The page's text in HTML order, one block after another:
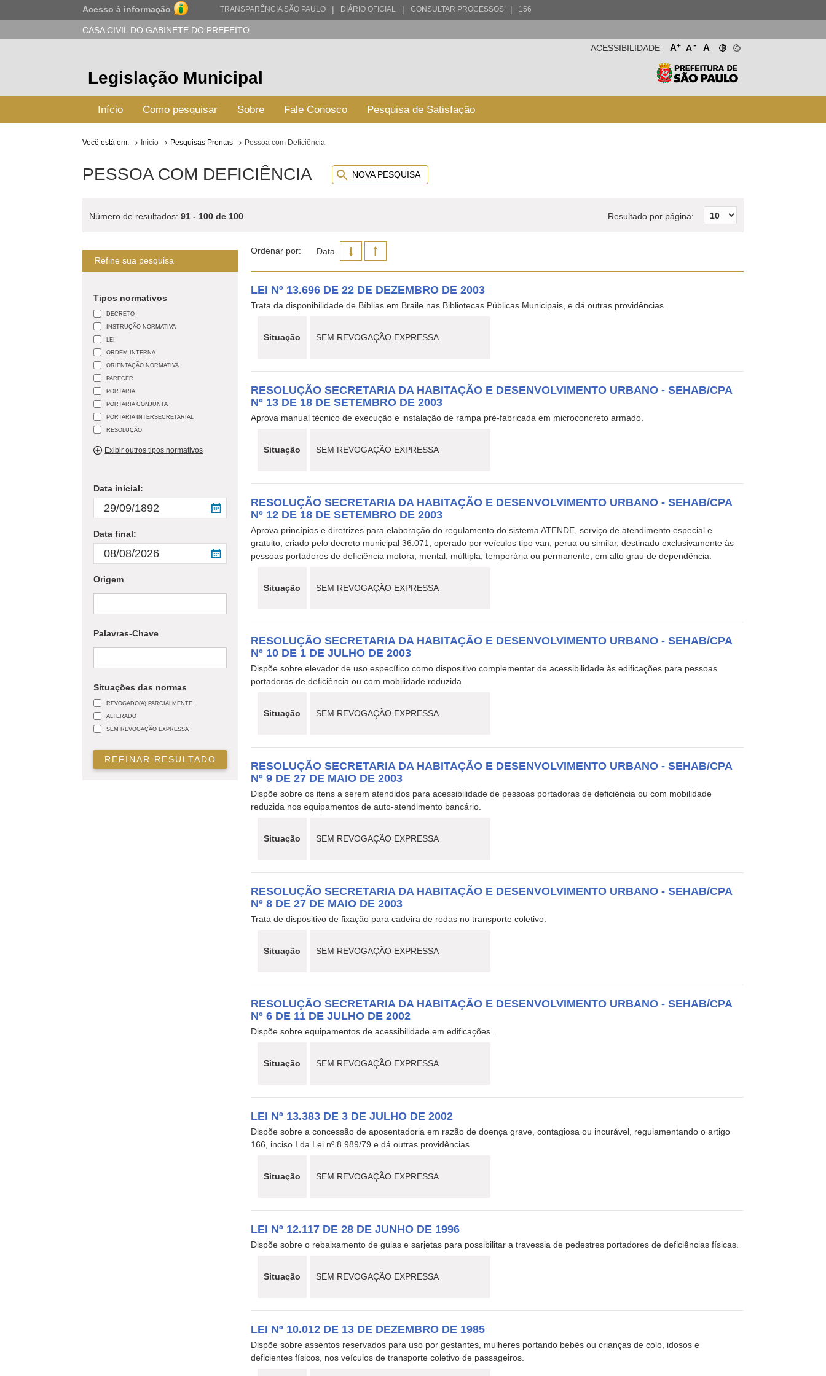
Acesso à informação TRANSPARÊNCIA SÃO PAULO | DIÁRIO OFICIAL | CONSULTAR PROCESSOS | 156
CASA CIVIL DO GABINETE DO PREFEITO
A+ A- A
ACESSIBILIDADE
Legislação Municipal
Início Como pesquisar Sobre Fale Conosco Pesquisa de Satisfação
Você está em: Início Pesquisas Prontas Pessoa com Deficiência
PESSOA COM DEFICIÊNCIA NOVA PESQUISA
Número de resultados: 91 - 100 de 100 Resultado por página:
Refine sua pesquisa
Tipos normativos
DECRETO
INSTRUÇÃO NORMATIVA
LEI
ORDEM INTERNA
ORIENTAÇÃO NORMATIVA
PARECER
PORTARIA
PORTARIA CONJUNTA
PORTARIA INTERSECRETARIAL
RESOLUÇÃO
Exibir outros tipos normativos
Data inicial:
Data final:
Origem
Palavras-Chave
Situações das normas
REVOGADO(A) PARCIALMENTE
ALTERADO
SEM REVOGAÇÃO EXPRESSA
REFINAR RESULTADO
Ordenar por: Data
LEI Nº 13.696 DE 22 DE DEZEMBRO DE 2003
Trata da disponibilidade de Bíblias em Braile nas Bibliotecas Públicas Municipais, e dá outras providências.
Situação SEM REVOGAÇÃO EXPRESSA
RESOLUÇÃO SECRETARIA DA HABITAÇÃO E DESENVOLVIMENTO URBANO - SEHAB/CPA
Nº 13 DE 18 DE SETEMBRO DE 2003
Aprova manual técnico de execução e instalação de rampa pré-fabricada em microconcreto armado.
Situação SEM REVOGAÇÃO EXPRESSA
RESOLUÇÃO SECRETARIA DA HABITAÇÃO E DESENVOLVIMENTO URBANO - SEHAB/CPA
Nº 12 DE 18 DE SETEMBRO DE 2003
Aprova princípios e diretrizes para elaboração do regulamento do sistema ATENDE, serviço de atendimento especial e
gratuito, criado pelo decreto municipal 36.071, operado por veículos tipo van, perua ou similar, destinado exclusivamente às
pessoas portadores de deficiência motora, mental, múltipla, temporária ou permanente, em alto grau de dependência.
Situação SEM REVOGAÇÃO EXPRESSA
RESOLUÇÃO SECRETARIA DA HABITAÇÃO E DESENVOLVIMENTO URBANO - SEHAB/CPA
Nº 10 DE 1 DE JULHO DE 2003
Dispõe sobre elevador de uso específico como dispositivo complementar de acessibilidade às edificações para pessoas
portadoras de deficiência ou com mobilidade reduzida.
Situação SEM REVOGAÇÃO EXPRESSA
RESOLUÇÃO SECRETARIA DA HABITAÇÃO E DESENVOLVIMENTO URBANO - SEHAB/CPA
Nº 9 DE 27 DE MAIO DE 2003
Dispõe sobre os itens a serem atendidos para acessibilidade de pessoas portadoras de deficiência ou com mobilidade
reduzida nos equipamentos de auto-atendimento bancário.
Situação SEM REVOGAÇÃO EXPRESSA
RESOLUÇÃO SECRETARIA DA HABITAÇÃO E DESENVOLVIMENTO URBANO - SEHAB/CPA
Nº 8 DE 27 DE MAIO DE 2003
Trata de dispositivo de fixação para cadeira de rodas no transporte coletivo.
Situação SEM REVOGAÇÃO EXPRESSA
RESOLUÇÃO SECRETARIA DA HABITAÇÃO E DESENVOLVIMENTO URBANO - SEHAB/CPA
Nº 6 DE 11 DE JULHO DE 2002
Dispõe sobre equipamentos de acessibilidade em edificações.
Situação SEM REVOGAÇÃO EXPRESSA
LEI Nº 13.383 DE 3 DE JULHO DE 2002
Dispõe sobre a concessão de aposentadoria em razão de doença grave, contagiosa ou incurável, regulamentando o artigo
166, inciso I da Lei nº 8.989/79 e dá outras providências.
Situação SEM REVOGAÇÃO EXPRESSA
LEI Nº 12.117 DE 28 DE JUNHO DE 1996
Dispõe sobre o rebaixamento de guias e sarjetas para possibilitar a travessia de pedestres portadores de deficiências físicas.
Situação SEM REVOGAÇÃO EXPRESSA
LEI Nº 10.012 DE 13 DE DEZEMBRO DE 1985
Dispõe sobre assentos reservados para uso por gestantes, mulheres portando bebês ou crianças de colo, idosos e
deficientes físicos, nos veículos de transporte coletivo de passageiros.